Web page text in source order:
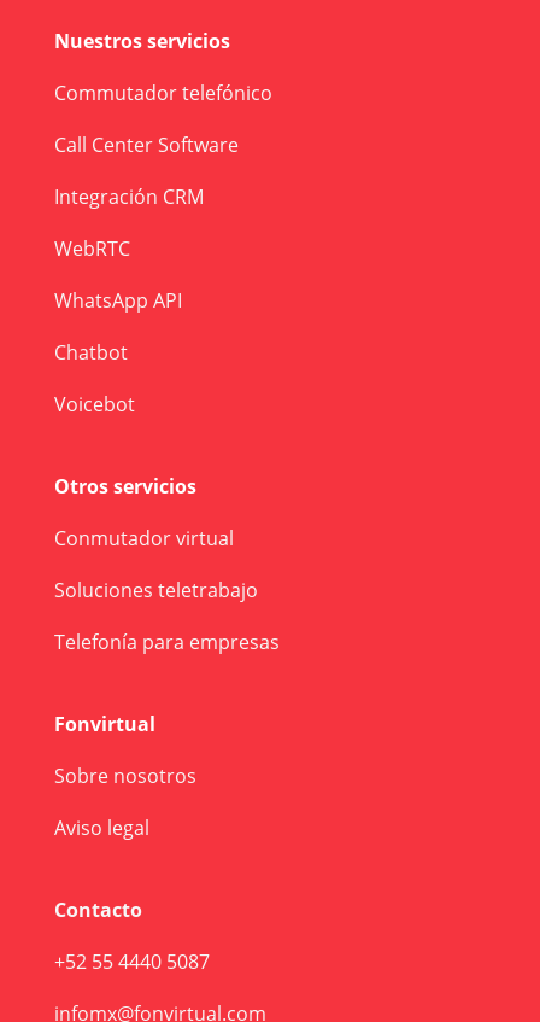
Nuestros servicios
Commutador telefónico
Call Center Software
Integración CRM
WebRTC
WhatsApp API
Chatbot
Voicebot
Otros servicios
Conmutador virtual
Soluciones teletrabajo
Telefonía para empresas
Fonvirtual
Sobre nosotros
Aviso legal
Contacto
+52 55 4440 5087
infomx@fonvirtual.com